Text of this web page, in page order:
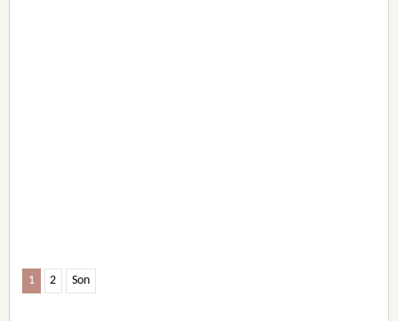
1 2 Son